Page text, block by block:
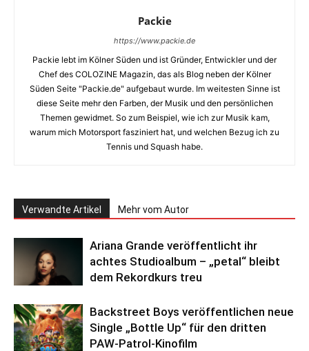
Packie
https://www.packie.de
Packie lebt im Kölner Süden und ist Gründer, Entwickler und der
Chef des COLOZINE Magazin, das als Blog neben der Kölner
Süden Seite "Packie.de" aufgebaut wurde. Im weitesten Sinne ist
diese Seite mehr den Farben, der Musik und den persönlichen
Themen gewidmet. So zum Beispiel, wie ich zur Musik kam,
warum mich Motorsport fasziniert hat, und welchen Bezug ich zu
Tennis und Squash habe.
Verwandte Artikel Mehr vom Autor
Ariana Grande veröffentlicht ihr
achtes Studioalbum – „petal“ bleibt
dem Rekordkurs treu
Backstreet Boys veröffentlichen neue
Single „Bottle Up“ für den dritten
PAW-Patrol-Kinofilm